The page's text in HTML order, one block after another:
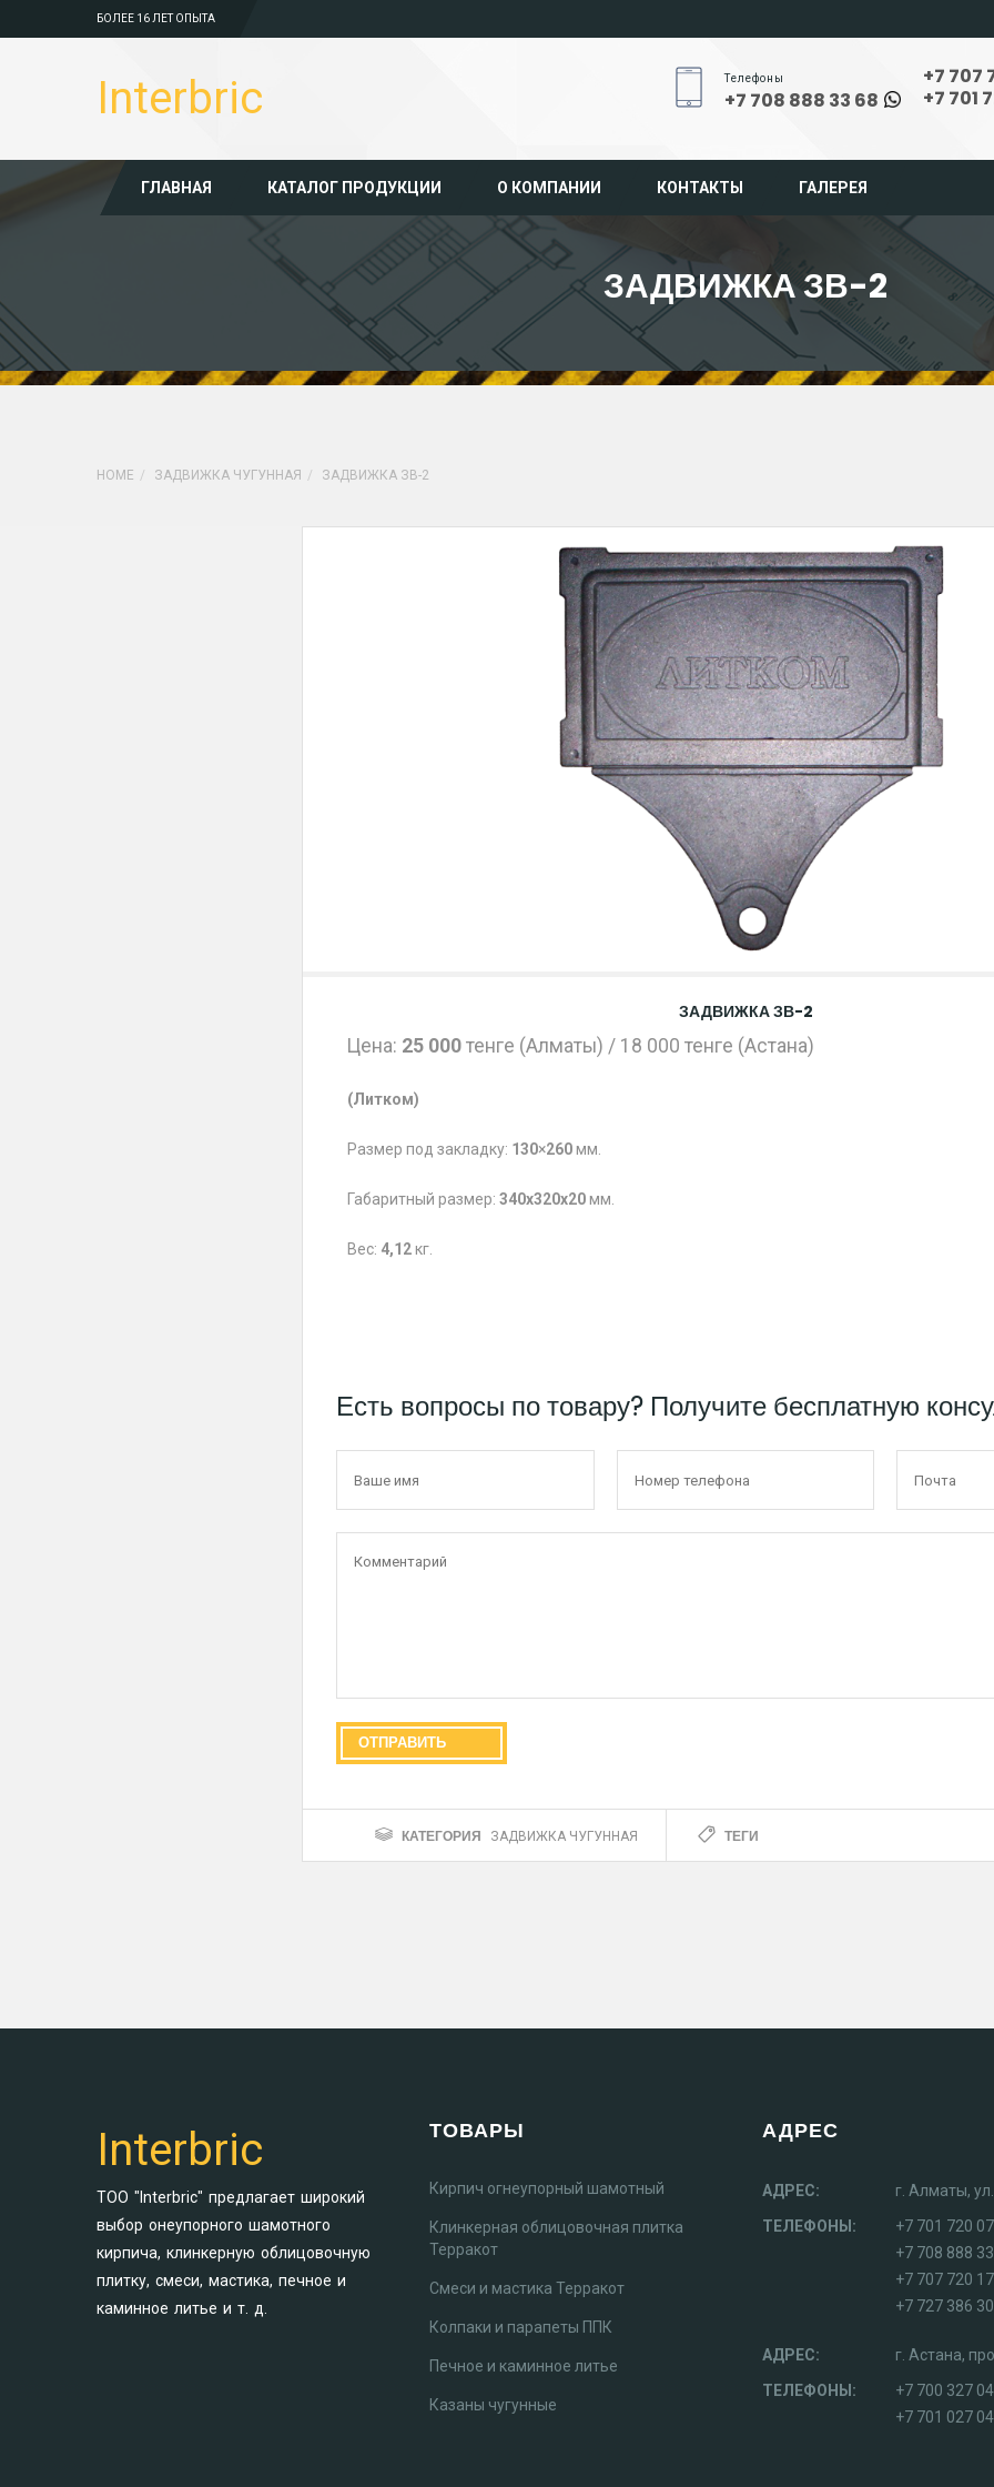
БОЛЕЕ 16 ЛЕТ ОПЫТА
Interbric Телефоны
+7 708 888 33 68
+7 707
+7 701
ГЛАВНАЯ КАТАЛОГ ПРОДУКЦИИ О КОМПАНИИ КОНТАКТЫ ГАЛЕРЕЯ
ЗАДВИЖКА ЗВ-2
HOME ЗАДВИЖКА ЧУГУННАЯ ЗАДВИЖКА ЗВ-2
ЗАДВИЖКА ЗВ-2
Цена: 25 000 тенге (Алматы) / 18 000 тенге (Астана)
(Литком)
Размер под закладку: 130×260мм.
Габаритный размер: 340x320x20мм.
Вес: 4,12кг.
Есть вопросы по товару? Получите бесплатную
КАТЕГОРИЯ ЗАДВИЖКА ЧУГУННАЯ ТЕГИ
Interbric
ТОО "Interbric" предлагает широкий
выбор онеупорного шамотного
кирпича, клинкерную облицовочную
плитку, смеси, мастика, печное и
каминное литье и т. д.
ТОВАРЫ
Кирпич огнеупорный шамотный
Клинкерная облицовочная плитка
Терракот
Смеси и мастика Терракот
Колпаки и парапеты ППК
Печное и каминное литье
Казаны чугунные
АДРЕС
АДРЕС:
г. Алматы,
ТЕЛЕФОНЫ:
+7 701 720
+7 708 888
+7 707 720
+7 727 386
АДРЕС:
г. Астана,
ТЕЛЕФОНЫ:
+7 700 327
+7 701 027